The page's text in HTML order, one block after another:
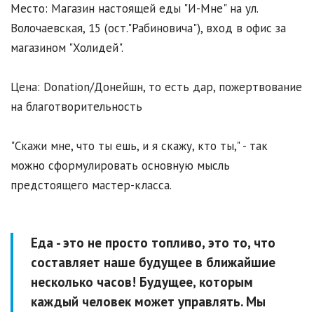
Место: Магазин настоящей еды "И-Мне" на ул.
Волочаевская, 15 (ост."Рабиновича"), вход в офис за
магазином "Холидей".
Цена: Donation/Донейшн, то есть дар, пожертвование
на благотворительность
"Скажи мне, что ты ешь, и я скажу, кто ты," - так
можно сформулировать основную мысль
предстоящего мастер-класса.
Еда - это не просто топливо, это то, что
составляет наше будущее в ближайшие
несколько часов! Будущее, которым
каждый человек может управлять. Мы